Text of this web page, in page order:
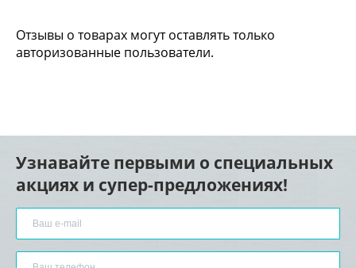
Отзывы о товарах могут оставлять только
авторизованные пользователи.
Узнавайте первыми о специальных
акциях и супер-предложениях!